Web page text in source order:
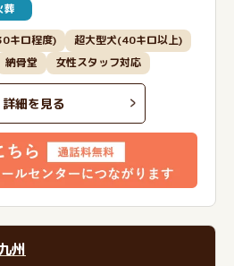
葬
キロ程度)
超大型犬(40キロ以上)
納骨堂 女性スタッフ対応
詳細を見る
州